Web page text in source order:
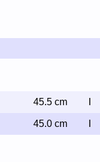
45.5 cm
45.0 cm